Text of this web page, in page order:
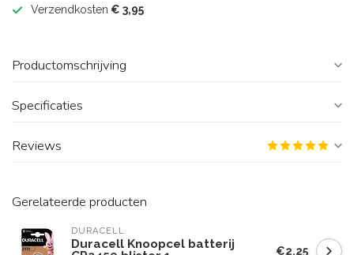
Verzendkosten € 3,95
Productomschrijving
Specificaties
Reviews
Gerelateerde producten
DURACELL
Duracell Knoopcel batterij
€2,25